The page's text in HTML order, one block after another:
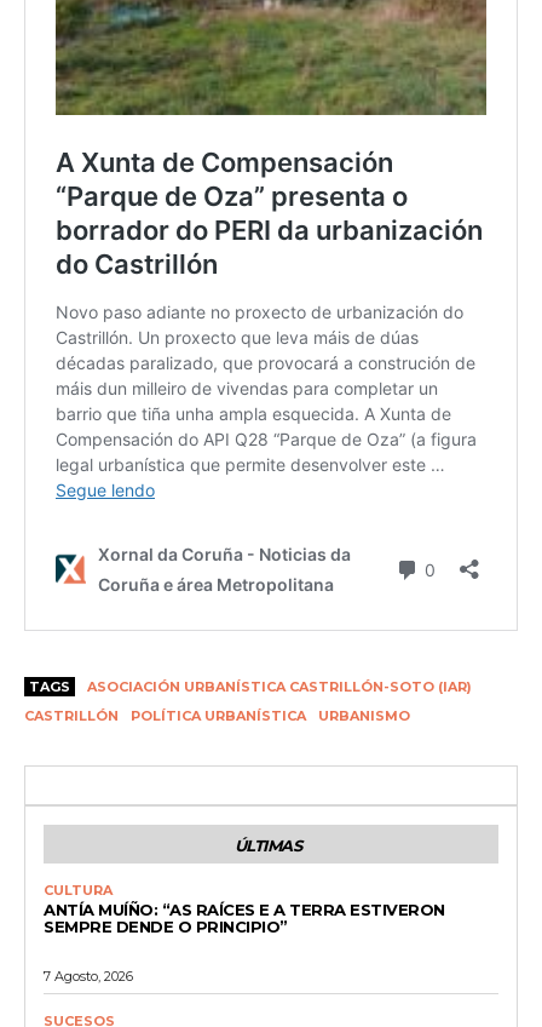
TAGS
ASOCIACIÓN URBANÍSTICA CASTRILLÓN-SOTO (IAR)
CASTRILLÓN
POLÍTICA URBANÍSTICA URBANISMO
ÚLTIMAS
CULTURA
ANTÍA MUÍÑO: “AS RAÍCES E A TERRA ESTIVERON
SEMPRE DENDE O PRINCIPIO”
7 Agosto, 2026
SUCESOS